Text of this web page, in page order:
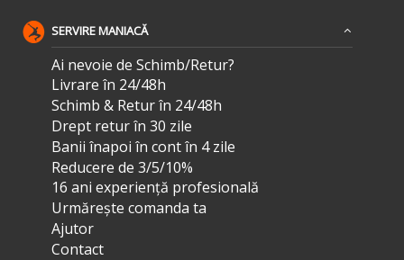
SERVIRE MANIACĂ
Ai nevoie de Schimb/Retur?
Livrare în 24/48h
Schimb & Retur în 24/48h
Drept retur în 30 zile
Banii înapoi în cont în 4 zile
Reducere de 3/5/10%
16 ani experiență profesională
Urmărește comanda ta
Ajutor
Contact